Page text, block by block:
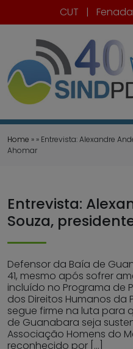
CUT |
Home » » Entrevista: Alexandre
Ahomar
Entrevista:
Souza,
Defensor da Baía de
41, mesmo após sofrer
incluído no Programa de
dos Direitos Humanos da
segue firme na luta para
de Guanabara seja
Associação Homens do
reconhecido por […]